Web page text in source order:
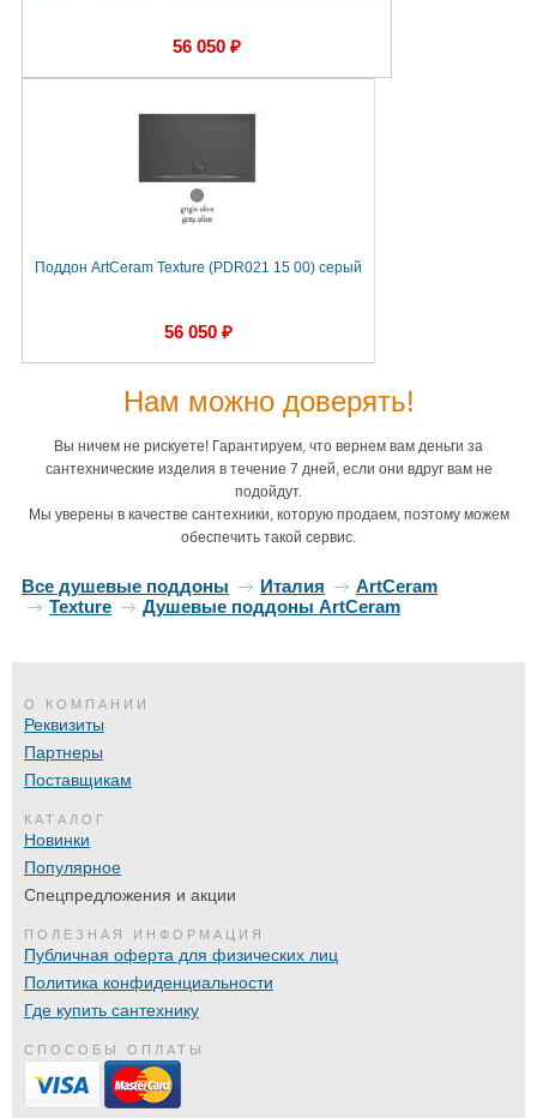
56 050 ₽
Поддон ArtCeram Texture (PDR021 15 00) серый
56 050 ₽
Нам можно доверять!
Вы ничем не рискуете! Гарантируем, что вернем вам деньги за
сантехнические изделия в течение 7 дней, если они вдруг вам не
подойдут.
Мы уверены в качестве сантехники, которую продаем, поэтому можем
обеспечить такой сервис.
Все душевые поддоны Италия
ArtCeram
Texture
Душевые поддоны ArtCeram
О КОМПАНИИ
Реквизиты
Партнеры
Поставщикам
КАТАЛОГ
Новинки
Популярное
Спецпредложения и акции
ПОЛЕЗНАЯ ИНФОРМАЦИЯ
Публичная оферта для физических лиц
Политика конфиденциальности
Где купить сантехнику
СПОСОБЫ ОПЛАТЫ